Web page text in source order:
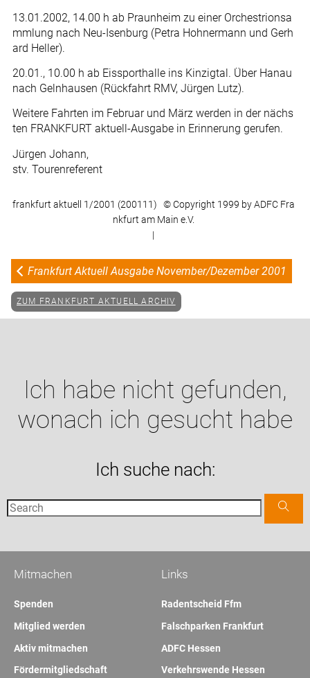
13.01.2002, 14.00 h ab Praunheim zu einer Orchestrionsa
mmlung nach Neu-Isenburg (Petra Hohnermann und Gerh
ard Heller).
20.01., 10.00 h ab Eissporthalle ins Kinzigtal. Über Hanau
nach Gelnhausen (Rückfahrt RMV, Jürgen Lutz).
Weitere Fahrten im Februar und März werden in der nächs
ten FRANKFURT aktuell-Ausgabe in Erinnerung gerufen.
Jürgen Johann,
stv. Tourenreferent
frankfurt aktuell 1/2001 (200111) © Copyright 1999 by ADFC Fra
nkfurt am Main e.V.
|
Frankfurt Aktuell Ausgabe November/Dezember 2001
ZUM FRANKFURT AKTUELL ARCHIV
Ich habe nicht gefunden,
wonach ich gesucht habe
Ich suche nach:
Links
Radentscheid Ffm
Falschparken Frankfurt
ADFC Hessen
Verkehrswende Hessen
Mitmachen
Spenden
Mitglied werden
Aktiv mitmachen
Fördermitgliedschaft